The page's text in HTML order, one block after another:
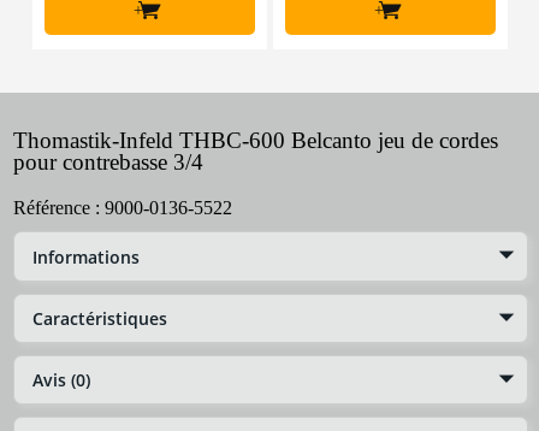
+ +
Thomastik-Infeld THBC-600 Belcanto jeu de cordes
pour contrebasse 3/4
Référence : 9000-0136-5522
Informations
Caractéristiques
Avis (0)